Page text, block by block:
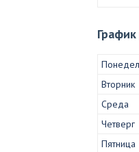
Вторник
Среда
Четверг
Пятница